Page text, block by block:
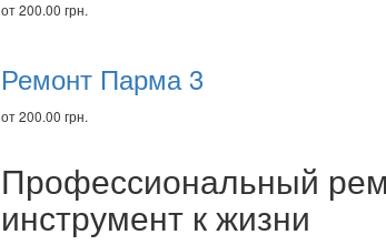
от 200.00 грн.
Ремонт Парма 3
от 200.00 грн.
Профессиональный
инструмент к жизни